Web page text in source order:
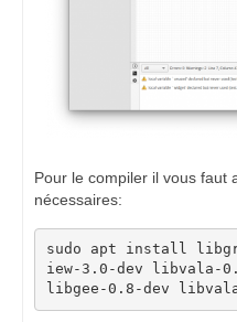
Pour le compiler il vous faut
nécessaires:
sudo apt install
iew-3.0-dev libvala-
libgee-0.8-dev